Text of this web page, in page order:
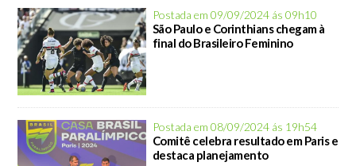
Postada em 09/09/2024 ás 09h10
São Paulo e Corinthians chegam à
final do Brasileiro Feminino
Postada em 08/09/2024 ás 19h54
Comitê celebra resultado em Paris e
destaca planejamento